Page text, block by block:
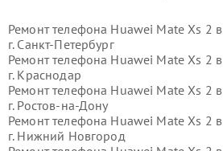
Ремонт телефона Huawei Mate Xs 2 в
г. Санкт-Петербург
Ремонт телефона Huawei Mate Xs 2 в
г. Краснодар
Ремонт телефона Huawei Mate Xs 2 в
г. Ростов-на-Дону
Ремонт телефона Huawei Mate Xs 2 в
г. Нижний Новгород